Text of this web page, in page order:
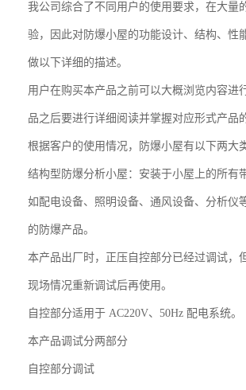
我公司综合了不同用户的使用要求，在大量
验，因此对防爆小屋的功能设计、结构、性
做以下详细的描述。
用户在购买本产品之前可以大概浏览内容进
品之后要进行详细阅读并掌握对应形式产品
根据客户的使用情况，防爆小屋有以下两大
结构型防爆分析小屋：安装于小屋上的所有
如配电设备、照明设备、通风设备、分析仪
的防爆产品。
本产品出厂时，正压自控部分已经过调试，
现场情况重新调试后再使用。
自控部分适用于 AC220V、50Hz 配电系统。
本产品调试分两部分
自控部分调试